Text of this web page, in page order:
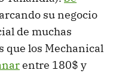
su negocio
de muchas
que los Mechanical
entre 180$ y